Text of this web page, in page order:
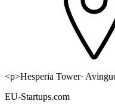
<p>Hesperia Tower·
EU-Startups.com